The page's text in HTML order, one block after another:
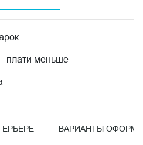
плати меньше
ВАРИАНТЫ